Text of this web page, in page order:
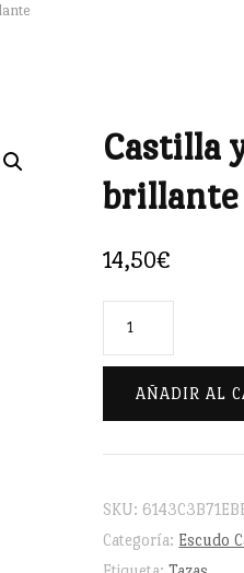
Castilla
brillante
14,50€
Castilla
y
León
cubista
-
blanca
brillante
AÑADIR AL
SKU:
Categoría: Escudo